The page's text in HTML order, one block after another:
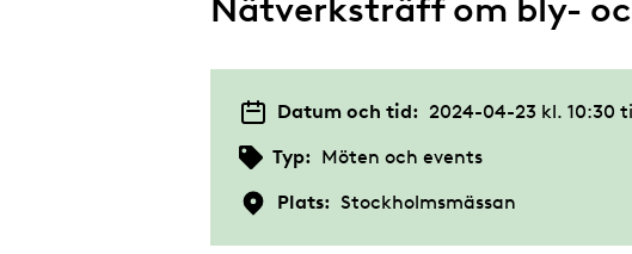
Nätverksträff om bly-
Datum och tid: 2024-04-23 kl. 10:30
Typ: Möten och events
Plats: Stockholmsmässan